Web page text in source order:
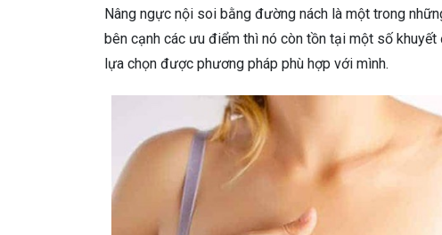
Nâng ngực nội soi bằng đường nách là một trong
bên cạnh các ưu điểm thì nó còn tồn tại một số
lựa chọn được phương pháp phù hợp với mình.